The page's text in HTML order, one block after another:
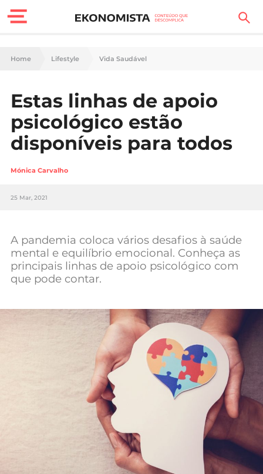
Finanças Pessoais
Carreira
Casa
Lifestyle
Sociedade
Negócios
Mundial 2026
Home Lifestyle Vida Saudável
Estas linhas de apoio
psicológico estão
disponíveis para todos
Mónica Carvalho
25 Mar, 2021
A pandemia coloca vários desafios à saúde
mental e equilíbrio emocional. Conheça as
principais linhas de apoio psicológico com
que pode contar.